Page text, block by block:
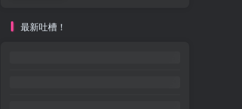
最新吐槽！